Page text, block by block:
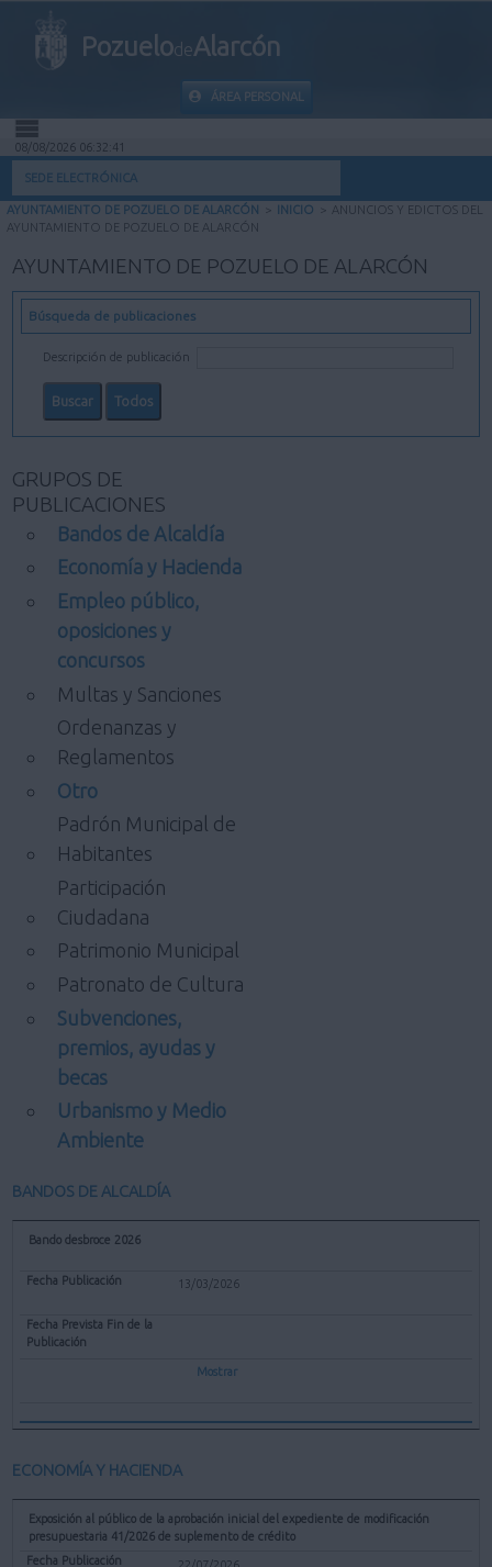
PozuelodeAlarcón
ÁREA PERSONAL
INICIO
INFORMACIÓN PÚBLICA
MI CARPETA
INFORMACIÓN MUNICIPAL
08/08/2026 06:32:42
SEDE ELECTRÓNICA
AYUNTAMIENTO DE POZUELO DE ALARCÓN > INICIO > ANUNCIOS Y EDICTOS DEL
AYUNTAMIENTO DE POZUELO DE ALARCÓN
AYUNTAMIENTO DE POZUELO DE ALARCÓN
Búsqueda de publicaciones
Descripción de publicación
GRUPOS DE
PUBLICACIONES
Bandos de Alcaldía
Economía y Hacienda
Empleo público,
oposiciones y
concursos
Multas y Sanciones
Ordenanzas y
Reglamentos
Otro
Padrón Municipal de
Habitantes
Participación
Ciudadana
Patrimonio Municipal
Patronato de Cultura
Subvenciones,
premios, ayudas y
becas
Urbanismo y Medio
Ambiente
BANDOS DE ALCALDÍA
Bando desbroce 2026
13/03/2026
Mostrar
ECONOMÍA Y HACIENDA
Exposición al público de la aprobación inicial del expediente de modificación
presupuestaria 41/2026 de suplemento de crédito